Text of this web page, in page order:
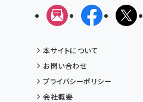
メルマガFacebook
本サイトについて
お問い合わせ
プライバシーポリシー
会社概要